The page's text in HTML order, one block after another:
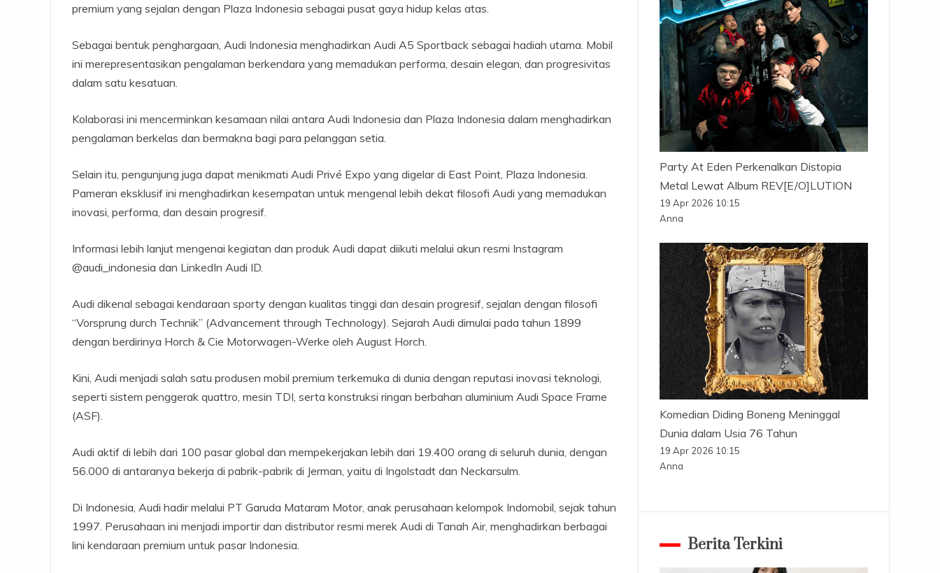
premium yang sejalan dengan Plaza Indonesia sebagai pusat gaya hidup kelas atas.
Sebagai bentuk penghargaan, Audi Indonesia menghadirkan Audi A5 Sportback sebagai hadiah utama. Mobil
ini merepresentasikan pengalaman berkendara yang memadukan performa, desain elegan, dan progresivitas
dalam satu kesatuan.
Kolaborasi ini mencerminkan kesamaan nilai antara Audi Indonesia dan Plaza Indonesia dalam menghadirkan
pengalaman berkelas dan bermakna bagi para pelanggan setia.
Selain itu, pengunjung juga dapat menikmati Audi Privé Expo yang digelar di East Point, Plaza Indonesia.
Pameran eksklusif ini menghadirkan kesempatan untuk mengenal lebih dekat filosofi Audi yang memadukan
inovasi, performa, dan desain progresif.
Informasi lebih lanjut mengenai kegiatan dan produk Audi dapat diikuti melalui akun resmi Instagram
@audi_indonesia dan LinkedIn Audi ID.
Audi dikenal sebagai kendaraan sporty dengan kualitas tinggi dan desain progresif, sejalan dengan filosofi
“Vorsprung durch Technik” (Advancement through Technology). Sejarah Audi dimulai pada tahun 1899
dengan berdirinya Horch & Cie Motorwagen-Werke oleh August Horch.
Kini, Audi menjadi salah satu produsen mobil premium terkemuka di dunia dengan reputasi inovasi teknologi,
seperti sistem penggerak quattro, mesin TDI, serta konstruksi ringan berbahan aluminium Audi Space Frame
(ASF).
Audi aktif di lebih dari 100 pasar global dan mempekerjakan lebih dari 19.400 orang di seluruh dunia, dengan
56.000 di antaranya bekerja di pabrik-pabrik di Jerman, yaitu di Ingolstadt dan Neckarsulm.
Di Indonesia, Audi hadir melalui PT Garuda Mataram Motor, anak perusahaan kelompok Indomobil, sejak tahun
1997. Perusahaan ini menjadi importir dan distributor resmi merek Audi di Tanah Air, menghadirkan berbagai
lini kendaraan premium untuk pasar Indonesia.
Party At Eden Perkenalkan Distopia
Metal Lewat Album REV[E/O]LUTION
19 Apr 2026 10:15
Anna
Komedian Diding Boneng Meninggal
Dunia dalam Usia 76 Tahun
19 Apr 2026 10:15
Anna
Berita Terkini